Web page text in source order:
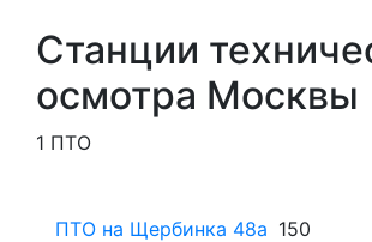
Станции
осмотра Москвы
1 ПТО
ПТО на Щербинка 48а 150